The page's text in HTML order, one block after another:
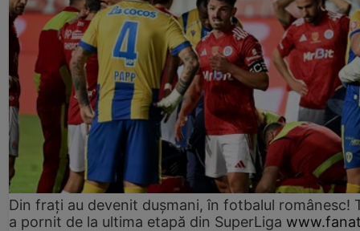
Din frați au devenit dușmani, în fotbalul românesc!
a pornit de la ultima etapă din SuperLiga